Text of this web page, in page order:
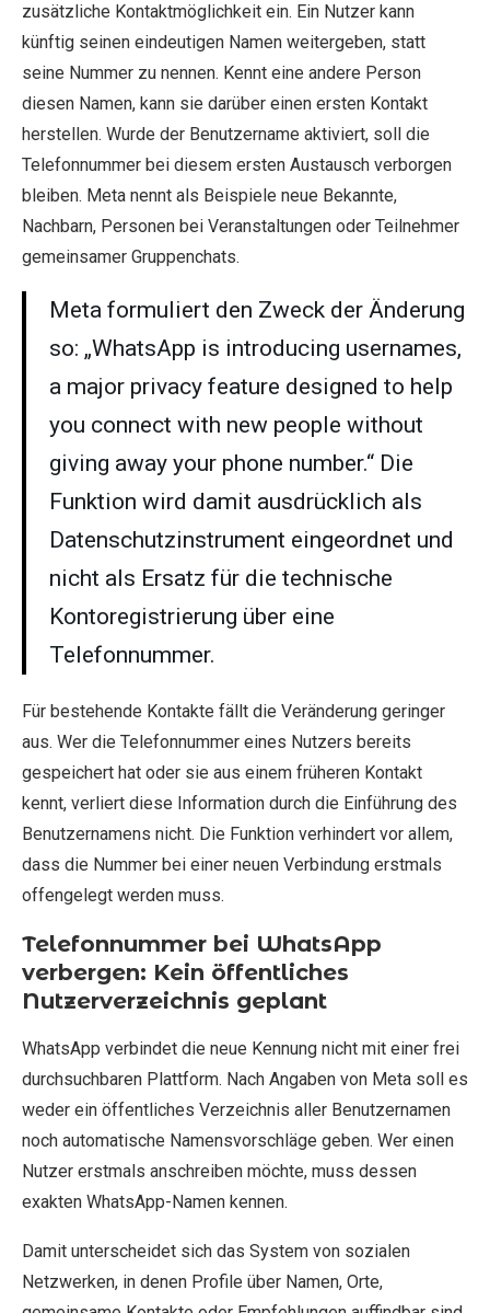
zusätzliche Kontaktmöglichkeit ein. Ein Nutzer kann
künftig seinen eindeutigen Namen weitergeben, statt
seine Nummer zu nennen. Kennt eine andere Person
diesen Namen, kann sie darüber einen ersten Kontakt
herstellen. Wurde der Benutzername aktiviert, soll die
Telefonnummer bei diesem ersten Austausch verborgen
bleiben. Meta nennt als Beispiele neue Bekannte,
Nachbarn, Personen bei Veranstaltungen oder Teilnehmer
gemeinsamer Gruppenchats.
Meta formuliert den Zweck der Änderung
so: „WhatsApp is introducing usernames,
a major privacy feature designed to help
you connect with new people without
giving away your phone number.“ Die
Funktion wird damit ausdrücklich als
Datenschutzinstrument eingeordnet und
nicht als Ersatz für die technische
Kontoregistrierung über eine
Telefonnummer.
Für bestehende Kontakte fällt die Veränderung geringer
aus. Wer die Telefonnummer eines Nutzers bereits
gespeichert hat oder sie aus einem früheren Kontakt
kennt, verliert diese Information durch die Einführung des
Benutzernamens nicht. Die Funktion verhindert vor allem,
dass die Nummer bei einer neuen Verbindung erstmals
offengelegt werden muss.
Telefonnummer bei WhatsApp
verbergen: Kein öffentliches
Nutzerverzeichnis geplant
WhatsApp verbindet die neue Kennung nicht mit einer frei
durchsuchbaren Plattform. Nach Angaben von Meta soll es
weder ein öffentliches Verzeichnis aller Benutzernamen
noch automatische Namensvorschläge geben. Wer einen
Nutzer erstmals anschreiben möchte, muss dessen
exakten WhatsApp-Namen kennen.
Damit unterscheidet sich das System von sozialen
Netzwerken, in denen Profile über Namen, Orte,